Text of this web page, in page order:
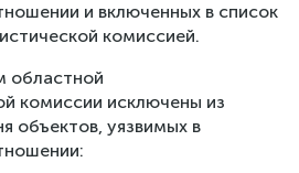
и включенных в список
комиссией.
областной
комиссии исключены из
объектов, уязвимых в